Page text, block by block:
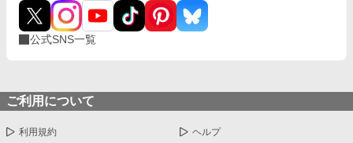
公式SNS一覧
ご利用について
利用規約 ヘルプ